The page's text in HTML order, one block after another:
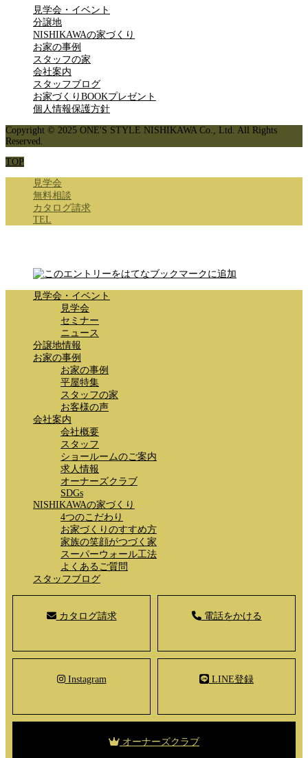
見学会・イベント
分譲地
NISHIKAWAの家づくり
お家の事例
スタッフの家
会社案内
スタッフブログ
お家づくりBOOKプレゼント
個人情報保護方針
Copyright © 2025 ONE'S STYLE NISHIKAWA Co., Ltd. All Rights
Reserved.
TOP
見学会
無料相談
カタログ請求
TEL
見学会・イベント
見学会
セミナー
ニュース
分譲地情報
お家の事例
お家の事例
平屋特集
スタッフの家
お客様の声
会社案内
会社概要
スタッフ
ショールームのご案内
求人情報
オーナーズクラブ
SDGs
NISHIKAWAの家づくり
4つのこだわり
お家づくりのすすめ方
家族の笑顔がつづく家
スーパーウォール工法
よくあるご質問
スタッフブログ
カタログ請求 電話をかける
Instagram LINE登録
オーナーズクラブ